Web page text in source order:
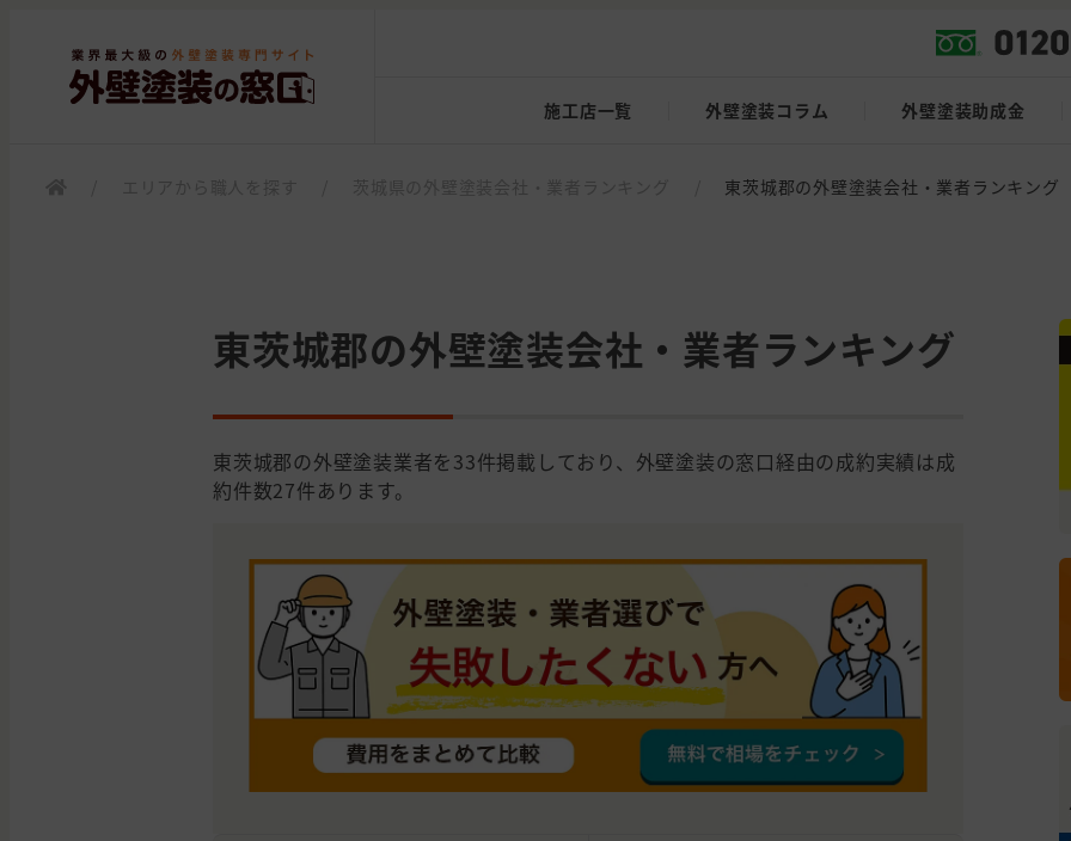
施工店一覧 外壁塗装コラム 外壁塗装助成金
東茨城郡の外壁塗装会社・業者ランキング
東茨城郡の外壁塗装会社・業者ランキング
東茨城郡の外壁塗装業者を33件掲載しており、外壁塗装の窓口経由の成約実績は成
約件数27件あります。